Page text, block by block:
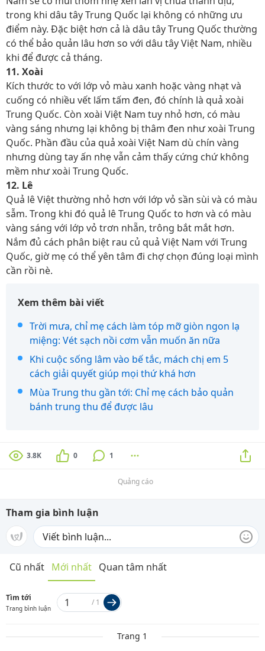
trong khi dâu tây Trung Quốc lại không có những ưu
điểm này. Đặc biệt hơn cả là dâu tây Trung Quốc thường
có thể bảo quản lâu hơn so với dâu tây Việt Nam, nhiều
khi để được cả tháng.
11. Xoài
Kích thước to với lớp vỏ màu xanh hoặc vàng nhạt và
cuống có nhiều vết lấm tấm đen, đó chính là quả xoài
Trung Quốc. Còn xoài Việt Nam tuy nhỏ hơn, có màu
vàng sáng nhưng lại không bị thâm đen như xoài Trung
Quốc. Phần đầu của quả xoài Việt Nam dù chín vàng
nhưng dùng tay ấn nhẹ vẫn cảm thấy cứng chứ không
mềm như xoài Trung Quốc.
12. Lê
Quả lê Việt thường nhỏ hơn với lớp vỏ sần sùi và có màu
sẫm. Trong khi đó quả lê Trung Quốc to hơn và có màu
vàng sáng với lớp vỏ trơn nhẵn, trông bắt mắt hơn.
Nắm đủ cách phân biệt rau củ quả Việt Nam với Trung
Quốc, giờ mẹ có thể yên tâm đi chợ chọn đúng loại mình
cần rồi nè.
Xem thêm bài viết
Trời mưa, chỉ mẹ cách làm tóp mỡ giòn ngon lạ
miệng: Vét sạch nồi cơm vẫn muốn ăn nữa
Khi cuộc sống lâm vào bế tắc, mách chị em 5
cách giải quyết giúp mọi thứ khá hơn
Mùa Trung thu gần tới: Chỉ mẹ cách bảo quản
bánh trung thu để được lâu
3.8K 0 1
Quảng cáo
Tham gia bình luận
Cũ nhất Mới nhất Quan tâm nhất
Tìm tới
Trang bình luận
/ 1
Trang 1